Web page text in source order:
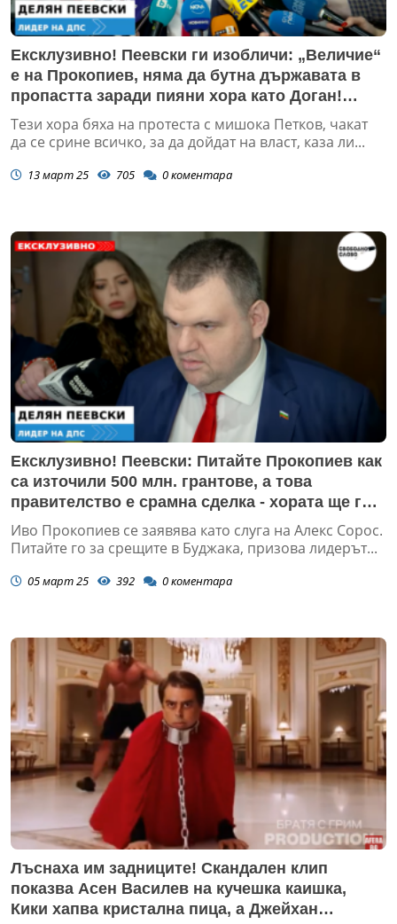
Ексклузивно! Пеевски ги изобличи: „Величие“
е на Прокопиев, няма да бутна държавата в
пропастта заради пияни хора като Доган!
(ВИДЕО)
Тези хора бяха на протеста с мишока Петков, чакат
да се срине всичко, за да дойдат на власт, каза ли...
13 март 25 705 0коментара
Ексклузивно! Пеевски: Питайте Прокопиев как
са източили 500 млн. грантове, а това
правителство е срамна сделка - хората ще го
свалят! (ВИДЕО)
Иво Прокопиев се заявява като слуга на Алекс Сорос.
Питайте го за срещите в Буджака, призова лидерът...
05 март 25 392 0коментара
Лъснаха им задниците! Скандален клип
показва Асен Василев на кучешка каишка,
Кики хапва кристална пица, а Джейхан